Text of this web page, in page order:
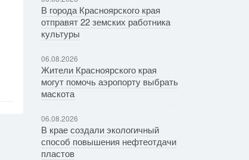
В города Красноярского края
отправят 22 земских работника
культуры
06.08.2026
Жители Красноярского края
могут помочь аэропорту выбрать
маскота
06.08.2026
В крае создали экологичный
способ повышения нефтеотдачи
пластов